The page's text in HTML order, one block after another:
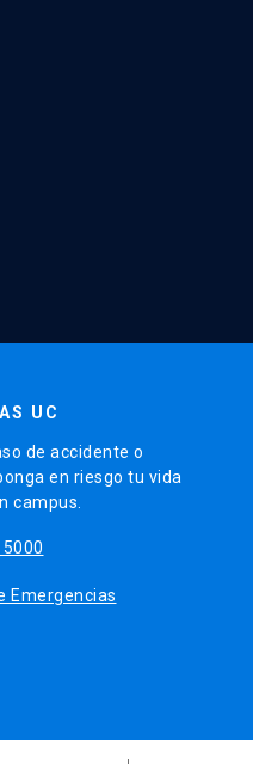
UC
de accidente o
en riesgo tu vida
campus.
Emergencias